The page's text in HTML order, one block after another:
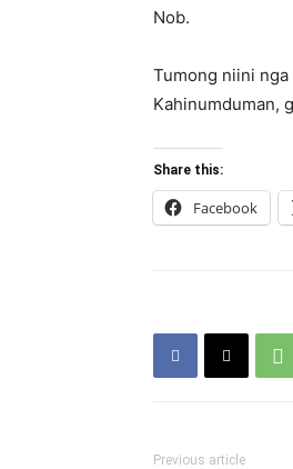
Nob.
Tumong niini
Kahinumduman,
Share this:
Facebook
Previous article